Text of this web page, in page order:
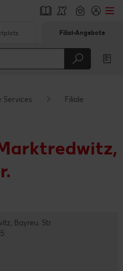
Filial-Angebote
Services Filiale
Bayreu. Str.